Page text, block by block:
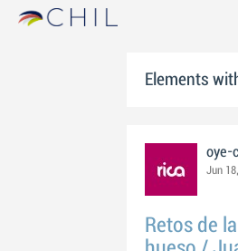
Elements
oye-
Jun
Retos de